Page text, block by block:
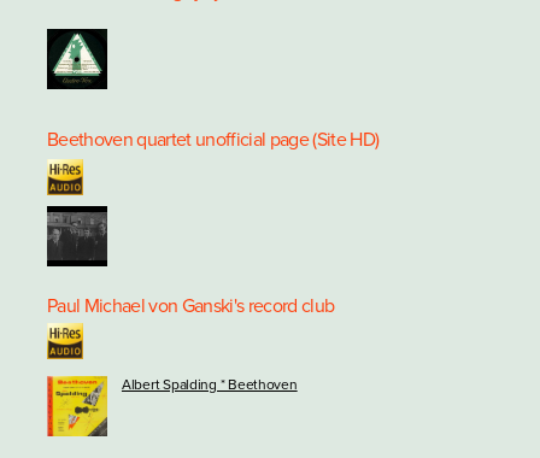
Beethoven quartet unofficial page (Site HD)
Paul Michael von Ganski's record club
Albert Spalding * Beethoven